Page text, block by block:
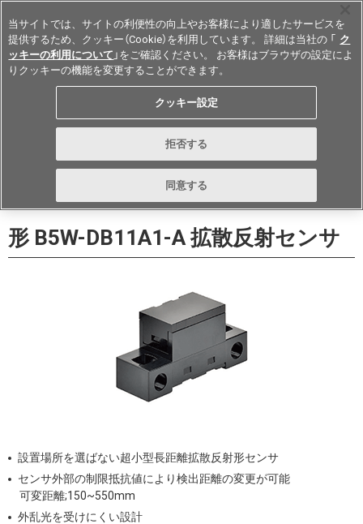
Japan
お問い合わせ
形 B5W-DB11A1-A 拡散反射センサ
設置場所を選ばない超小型長距離拡散反射形センサ
センサ外部の制限抵抗値により検出距離の変更が可能
可変距離;150~550mm
外乱光を受けにくい設計
当サイトでは、サイトの利便性の向上やお客様により適したサービスを
提供するため、クッキー（Cookie）を利用しています。 詳細は当社の 「 ク
ッキーの利用について 」をご確認ください。 お客様はブラウザの設定によ
りクッキーの機能を変更することができます。
クッキー設定
拒否する
同意する